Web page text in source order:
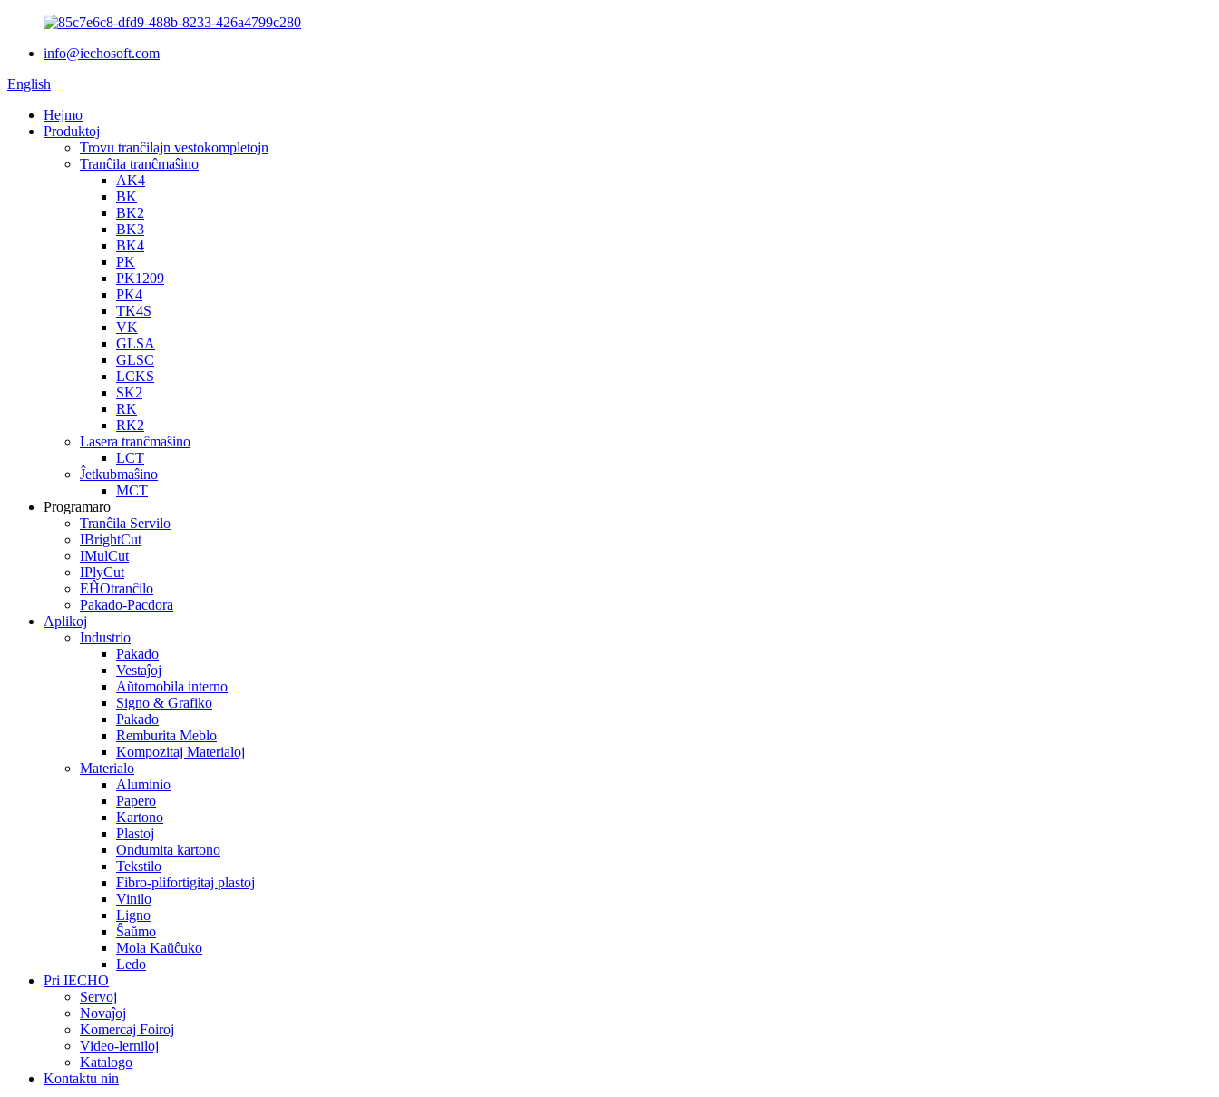
info@iechosoft.com
English
Hejmo
Produktoj
Trovu tranĉilajn vestokompletojn
Tranĉila tranĉmaŝino
AK4
BK
BK2
BK3
BK4
PK
PK1209
PK4
TK4S
VK
GLSA
GLSC
LCKS
SK2
RK
RK2
Lasera tranĉmaŝino
LCT
Ĵetkubmaŝino
MCT
Programaro
Tranĉila Servilo
IBrightCut
IMulCut
IPlyCut
EĤOtranĉilo
Pakado-Pacdora
Aplikoj
Industrio
Pakado
Vestaĵoj
Aŭtomobila interno
Signo & Grafiko
Pakado
Remburita Meblo
Kompozitaj Materialoj
Materialo
Aluminio
Papero
Kartono
Plastoj
Ondumita kartono
Tekstilo
Fibro-plifortigitaj plastoj
Vinilo
Ligno
Ŝaŭmo
Mola Kaŭĉuko
Ledo
Pri IECHO
Servoj
Novaĵoj
Komercaj Foiroj
Video-lerniloj
Katalogo
Kontaktu nin